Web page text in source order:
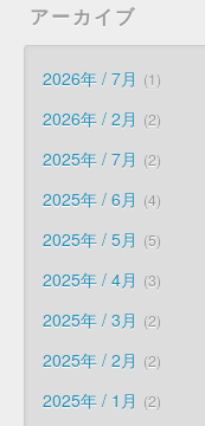
アーカイブ
2026年 / 7月 1
2026年 / 2月 2
2025年 / 7月 2
2025年 / 6月 4
2025年 / 5月 5
2025年 / 4月 3
2025年 / 3月 2
2025年 / 2月 2
2025年 / 1月 2